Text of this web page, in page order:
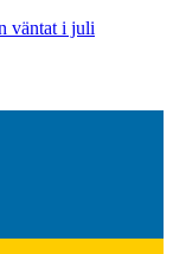
väntat i juli